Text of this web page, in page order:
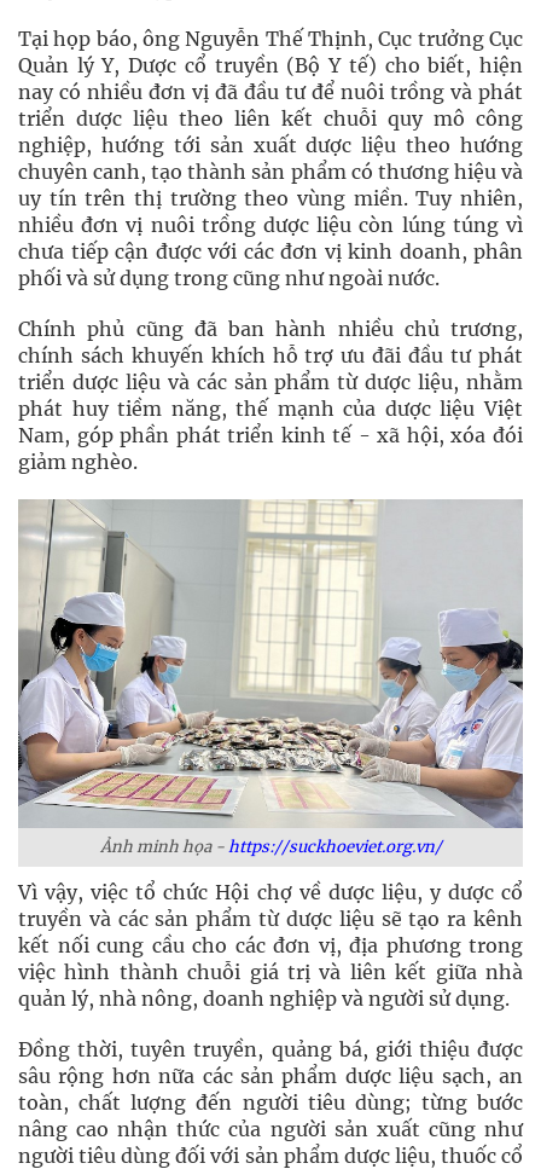
Tại họp báo, ông Nguyễn Thế Thịnh, Cục trưởng Cục
Quản lý Y, Dược cổ truyền (Bộ Y tế) cho biết, hiện
nay có nhiều đơn vị đã đầu tư để nuôi trồng và phát
triển dược liệu theo liên kết chuỗi quy mô công
nghiệp, hướng tới sản xuất dược liệu theo hướng
chuyên canh, tạo thành sản phẩm có thương hiệu và
uy tín trên thị trường theo vùng miền. Tuy nhiên,
nhiều đơn vị nuôi trồng dược liệu còn lúng túng vì
chưa tiếp cận được với các đơn vị kinh doanh, phân
phối và sử dụng trong cũng như ngoài nước.
Chính phủ cũng đã ban hành nhiều chủ trương,
chính sách khuyến khích hỗ trợ ưu đãi đầu tư phát
triển dược liệu và các sản phẩm từ dược liệu, nhằm
phát huy tiềm năng, thế mạnh của dược liệu Việt
Nam, góp phần phát triển kinh tế - xã hội, xóa đói
giảm nghèo.
Ảnh minh họa -https://suckhoeviet.org.vn/
Vì vậy, việc tổ chức Hội chợ về dược liệu, y dược cổ
truyền và các sản phẩm từ dược liệu sẽ tạo ra kênh
kết nối cung cầu cho các đơn vị, địa phương trong
việc hình thành chuỗi giá trị và liên kết giữa nhà
quản lý, nhà nông, doanh nghiệp và người sử dụng.
Đồng thời, tuyên truyền, quảng bá, giới thiệu được
sâu rộng hơn nữa các sản phẩm dược liệu sạch, an
toàn, chất lượng đến người tiêu dùng; từng bước
nâng cao nhận thức của người sản xuất cũng như
người tiêu dùng đối với sản phẩm dược liệu, thuốc cổ